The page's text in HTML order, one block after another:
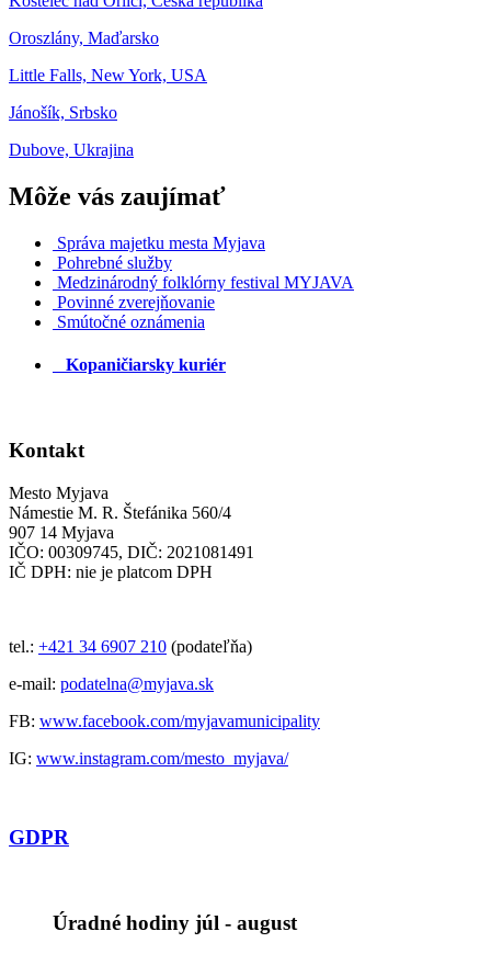
Oroszlány, Maďarsko
Little Falls, New York, USA
Jánošík, Srbsko
Dubove, Ukrajina
Môže vás zaujímať
Správa majetku mesta Myjava
Pohrebné služby
Medzinárodný folklórny festival MYJAVA
Povinné zverejňovanie
Smútočné oznámenia
Kopaničiarsky kuriér
Kontakt
Mesto Myjava
Námestie M. R. Štefánika 560/4
907 14 Myjava
IČO: 00309745, DIČ: 2021081491
IČ DPH: nie je platcom DPH
tel.: +421 34 6907 210 (podateľňa)
e-mail: podatelna@myjava.sk
FB: www.facebook.com/myjavamunicipality
IG: www.instagram.com/mesto_myjava/
GDPR
Úradné hodiny júl - august